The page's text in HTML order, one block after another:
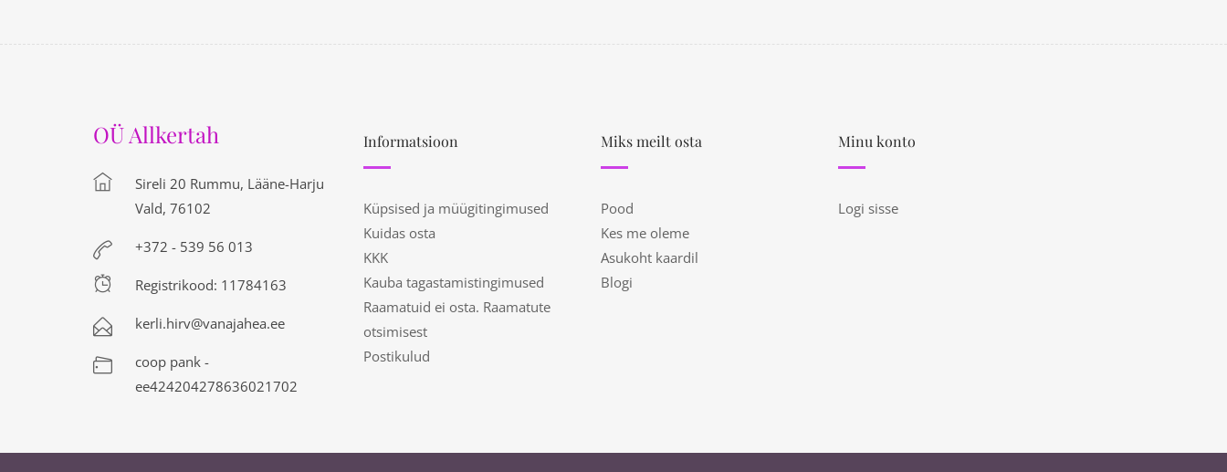
OÜ Allkertah
Sireli 20 Rummu, Lääne-Harju
Vald, 76102
+372 - 539 56 013
Registrikood: 11784163
kerli.hirv@vanajahea.ee
coop pank -
ee424204278636021702
Informatsioon
Küpsised ja müügitingimused
Kuidas osta
KKK
Kauba tagastamistingimused
Raamatuid ei osta. Raamatute
otsimisest
Postikulud
Miks meilt osta
Pood
Kes me oleme
Asukoht kaardil
Blogi
Minu konto
Logi sisse